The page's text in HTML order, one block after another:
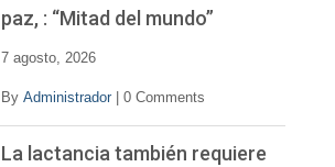
paz, : “Mitad del mundo”
7 agosto, 2026
By Administrador 0 Comments
La lactancia también requiere